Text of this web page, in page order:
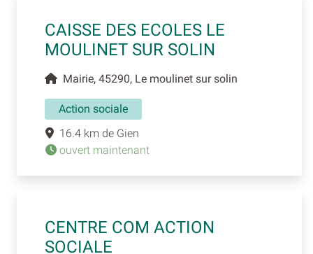
CAISSE DES ECOLES LE
MOULINET SUR SOLIN
Mairie, 45290, Le moulinet sur solin
Action sociale
16.4 km de Gien
ouvert maintenant
CENTRE COM ACTION
SOCIALE